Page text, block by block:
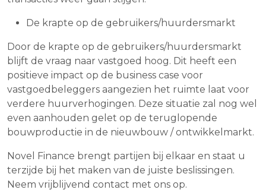
De krapte op de gebruikers/huurdersmarkt
Door de krapte op de gebruikers/huurdersmarkt
blijft de vraag naar vastgoed hoog. Dit heeft een
positieve impact op de business case voor
vastgoedbeleggers aangezien het ruimte laat voor
verdere huurverhogingen. Deze situatie zal nog wel
even aanhouden gelet op de teruglopende
bouwproductie in de nieuwbouw / ontwikkelmarkt.
Novel Finance brengt partijen bij elkaar en staat u
terzijde bij het maken van de juiste beslissingen.
Neem vrijblijvend contact met ons op.